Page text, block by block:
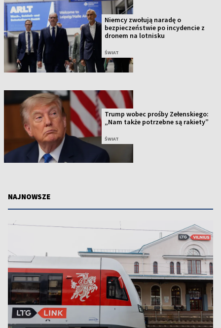
Niemcy zwołują naradę o
bezpieczeństwie po incydencie z
dronem na lotnisku
ŚWIAT
Trump wobec prośby Zełenskiego:
„Nam także potrzebne są rakiety”
ŚWIAT
NAJNOWSZE